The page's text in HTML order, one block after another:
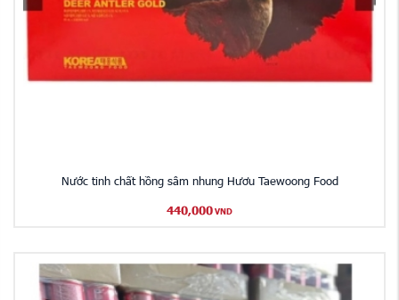
Nước tinh chất hồng sâm nhung Hươu Taewoong Food
440,000 VND